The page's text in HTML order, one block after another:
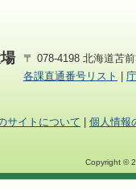
〒 078-4198 北海道苫
各課直通番号リスト
サイトについて 個人情報
Copyright ©